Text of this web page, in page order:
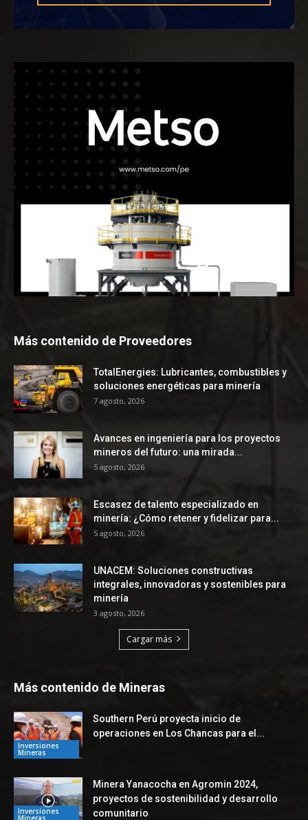
Más contenido de Proveedores
TotalEnergies: Lubricantes, combustibles y
soluciones energéticas para minería
7 agosto, 2026
Avances en ingeniería para los proyectos
mineros del futuro: una mirada...
5 agosto, 2026
Escasez de talento especializado en
minería: ¿Cómo retener y fidelizar para...
5 agosto, 2026
UNACEM: Soluciones constructivas
integrales, innovadoras y sostenibles para
minería
3 agosto, 2026
Cargar más
Más contenido de Mineras
Inversiones
Mineras
Southern Perú proyecta inicio de
operaciones en Los Chancas para el...
Inversiones
Minera Yanacocha en Agromin 2024,
proyectos de sostenibilidad y desarrollo
comunitario